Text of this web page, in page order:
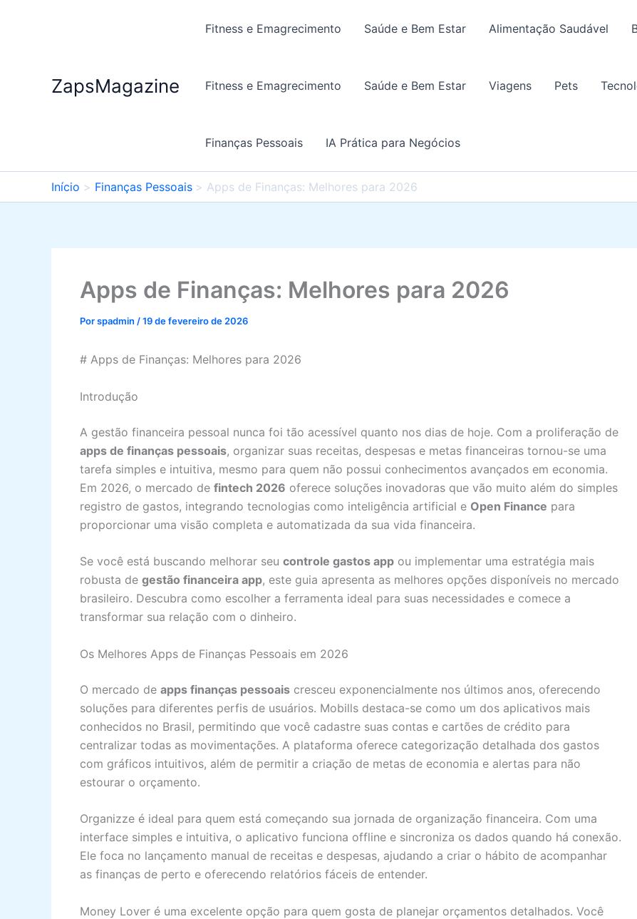
ZapsMagazine
Fitness e Emagrecimento Saúde e Bem Estar Alimentação Saudável
Fitness e Emagrecimento Saúde e Bem Estar Viagens Pets
Finanças Pessoais IA Prática para Negócios
Início Finanças Pessoais Apps de Finanças: Melhores para 2026
Apps de Finanças: Melhores para 2026
Porspadmin /19 de fevereiro de 2026
# Apps de Finanças: Melhores para 2026
Introdução
A gestão financeira pessoal nunca foi tão acessível quanto nos dias de hoje. Com a proliferação de
apps de finanças pessoais, organizar suas receitas, despesas e metas financeiras tornou-se uma
tarefa simples e intuitiva, mesmo para quem não possui conhecimentos avançados em economia.
Em 2026, o mercado de fintech 2026 oferece soluções inovadoras que vão muito além do simples
registro de gastos, integrando tecnologias como inteligência artificial e Open Finance para
proporcionar uma visão completa e automatizada da sua vida financeira.
Se você está buscando melhorar seu controle gastos app ou implementar uma estratégia mais
robusta de gestão financeira app, este guia apresenta as melhores opções disponíveis no mercado
brasileiro. Descubra como escolher a ferramenta ideal para suas necessidades e comece a
transformar sua relação com o dinheiro.
Os Melhores Apps de Finanças Pessoais em 2026
O mercado de apps finanças pessoais cresceu exponencialmente nos últimos anos, oferecendo
soluções para diferentes perfis de usuários. Mobills destaca-se como um dos aplicativos mais
conhecidos no Brasil, permitindo que você cadastre suas contas e cartões de crédito para
centralizar todas as movimentações. A plataforma oferece categorização detalhada dos gastos
com gráficos intuitivos, além de permitir a criação de metas de economia e alertas para não
estourar o orçamento.
Organizze é ideal para quem está começando sua jornada de organização financeira. Com uma
interface simples e intuitiva, o aplicativo funciona offline e sincroniza os dados quando há conexão.
Ele foca no lançamento manual de receitas e despesas, ajudando a criar o hábito de acompanhar
as finanças de perto e oferecendo relatórios fáceis de entender.
Money Lover é uma excelente opção para quem gosta de planejar orçamentos detalhados. Você